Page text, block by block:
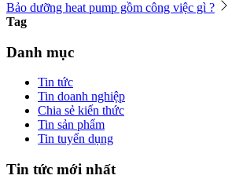
Bảo dưỡng heat pump gồm công việc gì ?
Tag
Danh mục
Tin tức
Tin doanh nghiệp
Chia sẻ kiến thức
Tin sản phẩm
Tin tuyển dụng
Tin tức mới nhất